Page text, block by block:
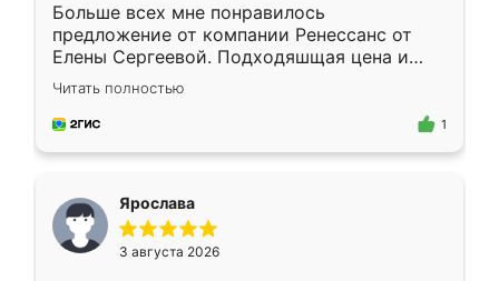
Больше всех мне понравилось
предложение от компании Ренессанс от
Елены Сергеевой. Подходяшщая цена и
короткие сроки изготовления. Приехавший
для замера сотрудник Владислав
предложил по моему эскизу самый
Читать полностью
1
Ярослава
3 августа 2026